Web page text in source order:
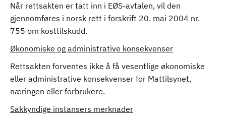
Når rettsakten er tatt inn i EØS-avtalen, vil den
gjennomføres i norsk rett i forskrift 20. mai 2004 nr.
755 om kosttilskudd.
Økonomiske og administrative konsekvenser
Rettsakten forventes ikke å få vesentlige økonomiske
eller administrative konsekvenser for Mattilsynet,
næringen eller forbrukere.
Sakkyndige instansers merknader